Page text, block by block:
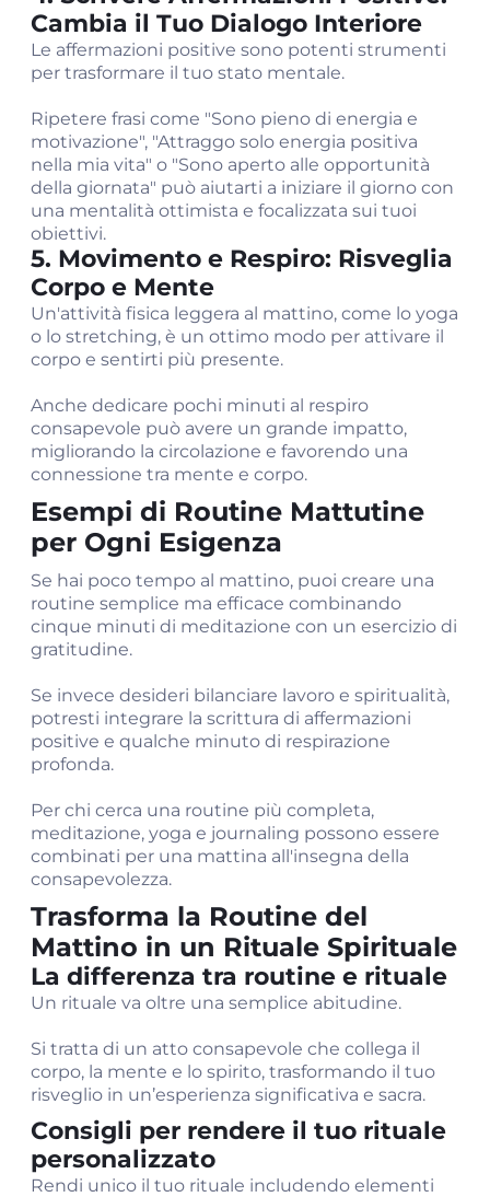
Cambia il Tuo Dialogo Interiore
Le affermazioni positive sono potenti strumenti
per trasformare il tuo stato mentale.
Ripetere frasi come "Sono pieno di energia e
motivazione", "Attraggo solo energia positiva
nella mia vita" o "Sono aperto alle opportunità
della giornata" può aiutarti a iniziare il giorno con
una mentalità ottimista e focalizzata sui tuoi
obiettivi.
5. Movimento e Respiro: Risveglia
Corpo e Mente
Un'attività fisica leggera al mattino, come lo yoga
o lo stretching, è un ottimo modo per attivare il
corpo e sentirti più presente.
Anche dedicare pochi minuti al respiro
consapevole può avere un grande impatto,
migliorando la circolazione e favorendo una
connessione tra mente e corpo.
Esempi di Routine Mattutine
per Ogni Esigenza
Se hai poco tempo al mattino, puoi creare una
routine semplice ma efficace combinando
cinque minuti di meditazione con un esercizio di
gratitudine.
Se invece desideri bilanciare lavoro e spiritualità,
potresti integrare la scrittura di affermazioni
positive e qualche minuto di respirazione
profonda.
Per chi cerca una routine più completa,
meditazione, yoga e journaling possono essere
combinati per una mattina all'insegna della
consapevolezza.
Trasforma la Routine del
Mattino in un Rituale Spirituale
La differenza tra routine e rituale
Un rituale va oltre una semplice abitudine.
Si tratta di un atto consapevole che collega il
corpo, la mente e lo spirito, trasformando il tuo
risveglio in un’esperienza significativa e sacra.
Consigli per rendere il tuo rituale
personalizzato
Rendi unico il tuo rituale includendo elementi